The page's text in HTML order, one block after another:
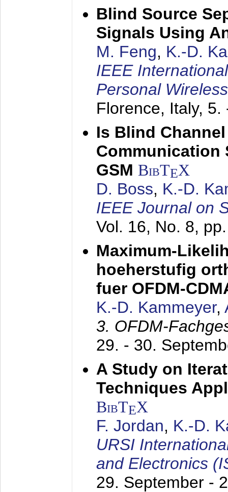
Blind Source
Signals Using
M. Feng, K.-D.
IEEE
Personal
Florence, Italy, 5.
Is Blind
Communication
GSM BibTEX
D. Boss, K.-D.
IEEE Journal on
Vol. 16, No. 8,
Maximum-
hoeherstufig
fuer OFDM-
K.-D. Kammeyer,
3. OFDM-
29. - 30.
A Study on
Techniques
BibTEX
F. Jordan, K.-D.
URSI
and Electronics
29. September -